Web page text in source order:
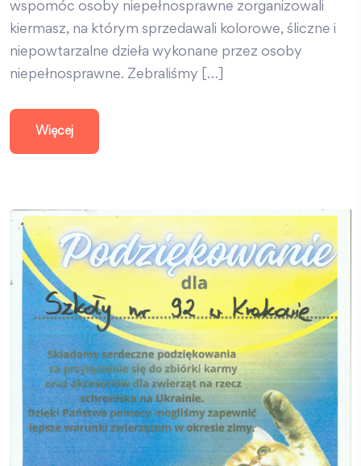
wspomóc osoby niepełnosprawne zorganizowali
kiermasz, na którym sprzedawali kolorowe, śliczne i
niepowtarzalne dzieła wykonane przez osoby
niepełnosprawne. Zebraliśmy […]
Więcej